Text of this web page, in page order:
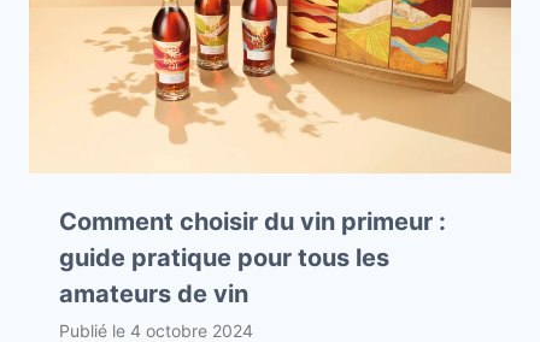
Comment choisir du vin primeur :
guide pratique pour tous les
amateurs de vin
Publié le 4 octobre 2024